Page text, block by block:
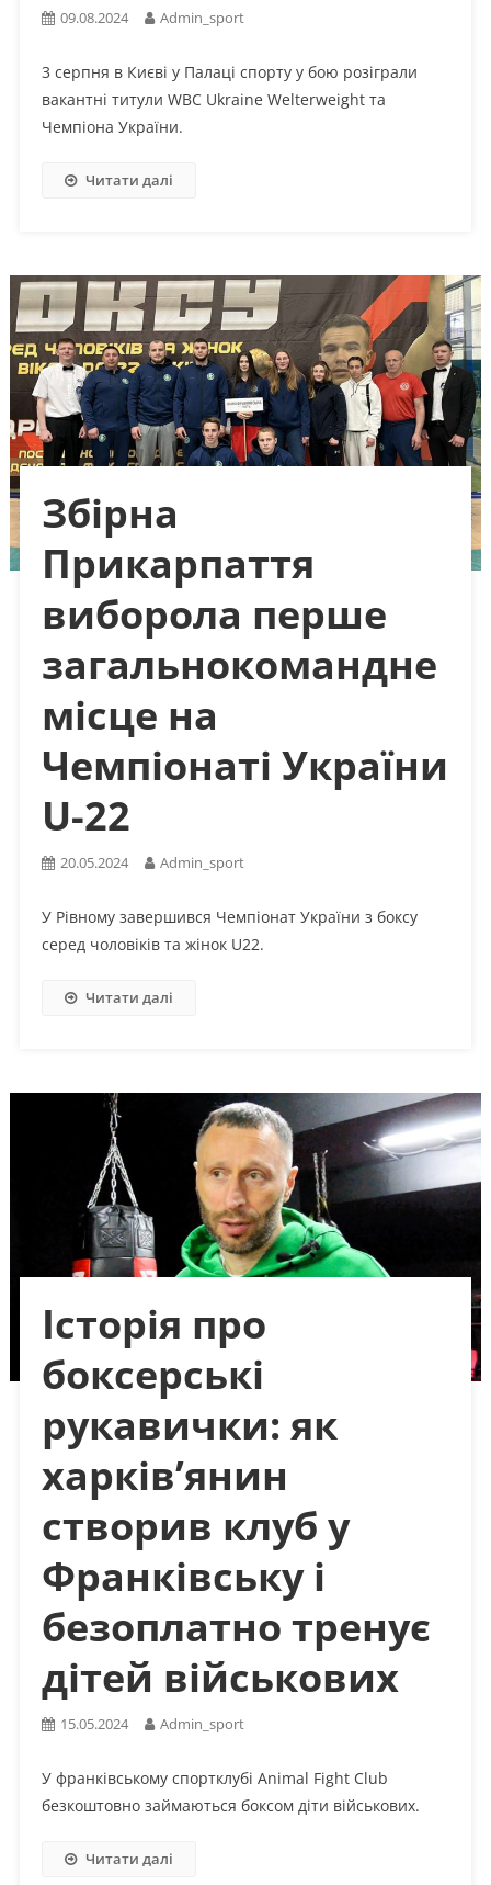
09.08.2024 Admin_sport
3 серпня в Києві у Палаці спорту у бою розіграли
вакантні титули WBC Ukraine Welterweight та
Чемпіона України.
Читати далі
Збірна
Прикарпаття
виборола перше
загальнокомандне
місце на
Чемпіонаті України
U-22
20.05.2024 Admin_sport
У Рівному завершився Чемпіонат України з боксу
серед чоловіків та жінок U22.
Читати далі
Історія про
боксерські
рукавички: як
харків’янин
створив клуб у
Франківську і
безоплатно тренує
дітей військових
15.05.2024 Admin_sport
У франківському спортклубі Animal Fight Club
безкоштовно займаються боксом діти військових.
Читати далі